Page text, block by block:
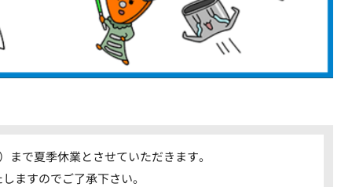
で夏季休業とさせていただきます。
ますのでご了承下さい。